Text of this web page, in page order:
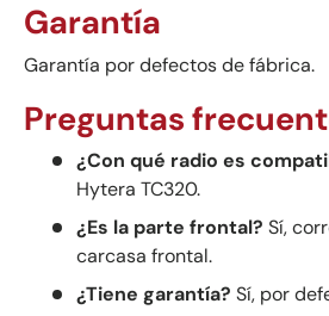
Garantía
Garantía por defectos de fábrica.
Preguntas
¿Con qué radio es
Hytera TC320.
¿Es la parte frontal? Sí,
carcasa frontal.
¿Tiene garantía? Sí, por